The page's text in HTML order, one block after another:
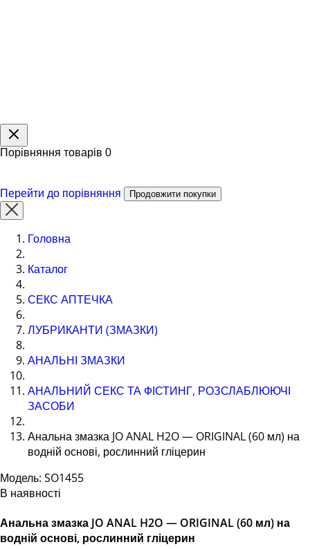
Порівняння товарів 0
Перейти до порівняння Продовжити покупки
Головна
Каталог
СЕКС АПТЕЧКА
ЛУБРИКАНТИ (ЗМАЗКИ)
АНАЛЬНІ ЗМАЗКИ
АНАЛЬНИЙ СЕКС ТА ФІСТИНГ, РОЗСЛАБЛЮЮЧІ
ЗАСОБИ
Анальна змазка JO ANAL H2O — ORIGINAL (60 мл) на
водній основі, рослинний гліцерин
Модель: SO1455
В наявності
Анальна змазка JO ANAL H2O — ORIGINAL (60 мл) на
водній основі, рослинний гліцерин